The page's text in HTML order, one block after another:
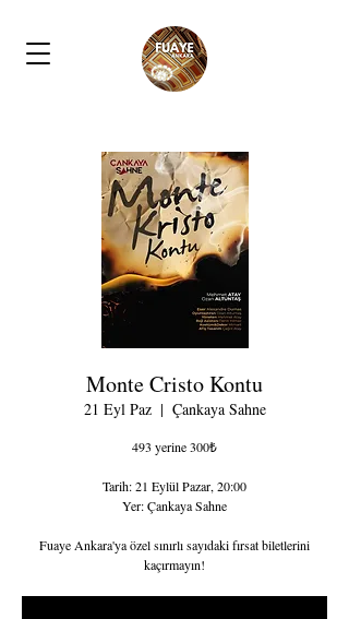
Monte Cristo Kontu
21 Eyl Paz
  |
Çankaya Sahne
493 yerine 300₺
Tarih: 21 Eylül Pazar, 20:00
Yer: Çankaya Sahne
Fuaye Ankara'ya özel sınırlı sayıdaki fırsat biletlerini
kaçırmayın!